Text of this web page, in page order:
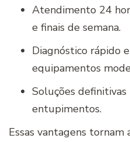
Atendimento 24
e finais de semana.
Diagnóstico rápido
equipamentos
Soluções
entupimentos.
Essas vantagens